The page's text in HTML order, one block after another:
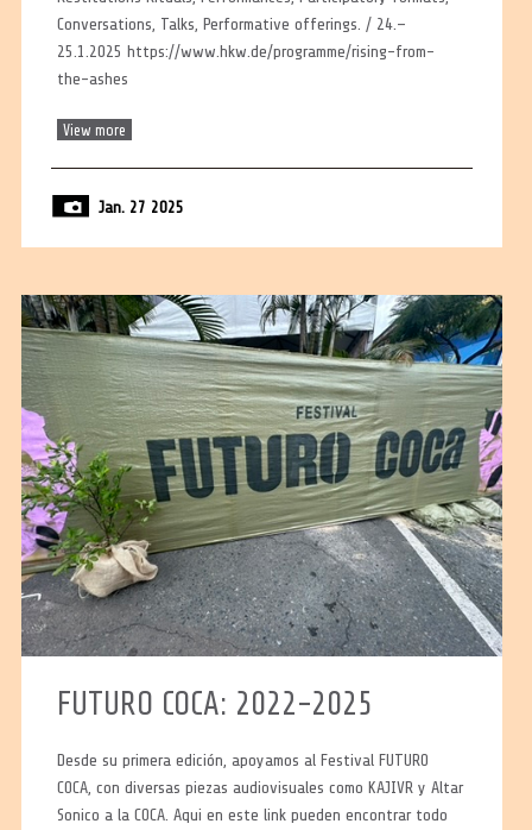
Conversations, Talks, Performative offerings. / 24.–
25.1.2025 https://www.hkw.de/programme/rising-from-
the-ashes
View more
Jan. 27 2025
FUTURO COCA: 2022-2025
Desde su primera edición, apoyamos al Festival FUTURO
COCA, con diversas piezas audiovisuales como KAJIVR y Altar
Sonico a la COCA. Aqui en este link pueden encontrar todo